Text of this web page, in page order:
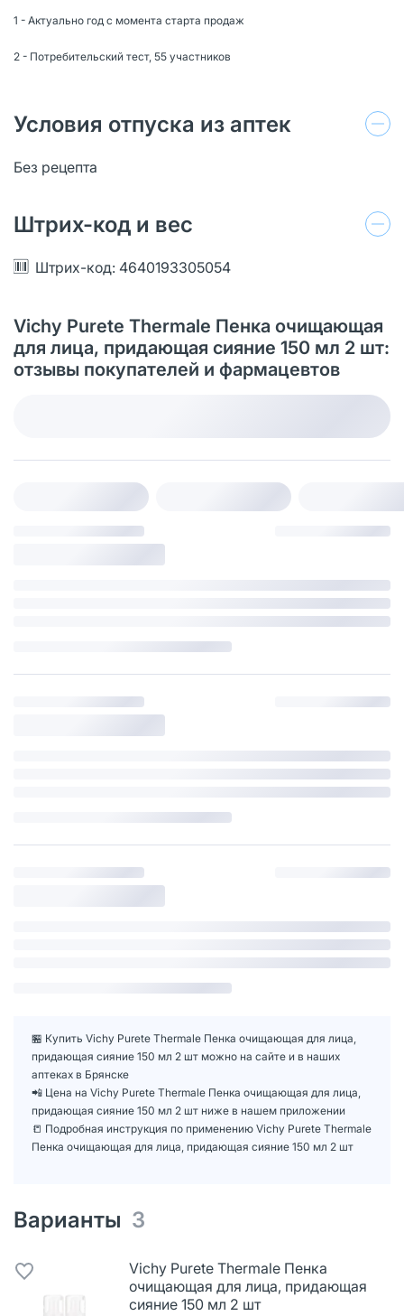
1 - Актуально год с момента старта продаж
2 - Потребительский тест, 55 участников ​
Условия отпуска из аптек
Без рецепта
Штрих-код и вес
Штрих-код: 4640193305054
Vichy Purete Thermale Пенка очищающая
для лица, придающая сияние 150 мл 2 шт:
отзывы покупателей и фармацевтов
🏪 Купить Vichy Purete Thermale Пенка очищающая для лица,
придающая сияние 150 мл 2 шт можно на сайте и в наших
аптеках в Брянске
📲 Цена на Vichy Purete Thermale Пенка очищающая для лица,
придающая сияние 150 мл 2 шт ниже в нашем приложении
📒 Подробная инструкция по применению Vichy Purete Thermale
Пенка очищающая для лица, придающая сияние 150 мл 2 шт
Варианты 3
Vichy Purete Thermale Пенка
очищающая для лица, придающая
сияние 150 мл 2 шт